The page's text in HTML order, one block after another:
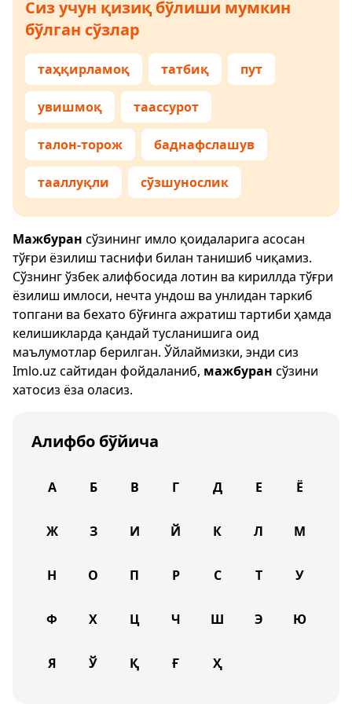
Сиз учун қизиқ бўлиши мумкин
бўлган сўзлар
таҳқирламоқ татбиқ пут
увишмоқ таассурот
талон-торож баднафслашув
тааллуқли сўзшунослик
Мажбуран сўзининг имло қоидаларига асосан
тўғри ёзилиш таснифи билан танишиб чиқамиз.
Сўзнинг ўзбек алифбосида лотин ва кириллда тўғри
ёзилиш имлоси, нечта ундош ва унлидан таркиб
топгани ва бехато бўғинга ажратиш тартиби ҳамда
келишикларда қандай тусланишига оид
маълумотлар берилган. Ўйлаймизки, энди сиз
Imlo.uz сайтидан фойдаланиб, мажбуран сўзини
хатосиз ёза оласиз.
Алифбо бўйича
А Б В Г Д Е Ё
Ж З И Й К Л М
Н О П Р С Т У
Ф Х Ц Ч Ш Э Ю
Я Ў Қ Ғ Ҳ